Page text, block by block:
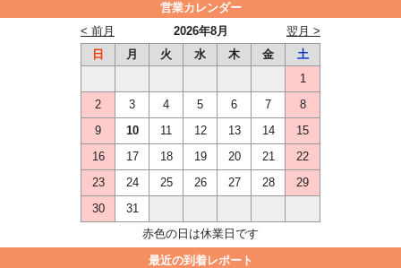
営業カレンダー
2026年8月
< 前月
翌月 >
日
月 火 水 木 金
土
1
2
3 4 5 6 7
8
9
10 11 12 13 14
15
16
17 18 19 20 21
22
23
24 25 26 27 28
29
30
31
赤色の日は休業日です
最近の到着レポート